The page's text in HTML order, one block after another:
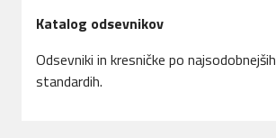
Katalog odsevnikov
Odsevniki in kresničke po najsodobnejših
standardih.